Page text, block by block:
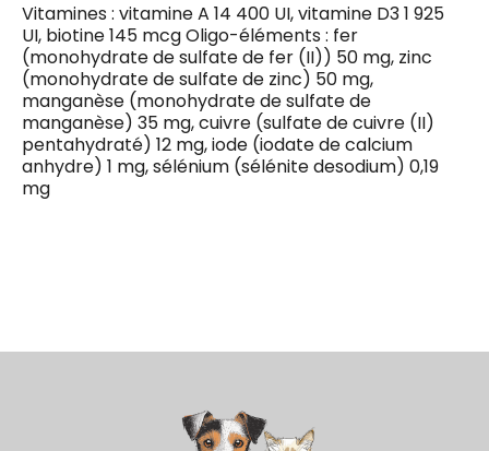
Vitamines : vitamine A 14 400 UI, vitamine D3 1 925
UI, biotine 145 mcg Oligo-éléments : fer
(monohydrate de sulfate de fer (II)) 50 mg, zinc
(monohydrate de sulfate de zinc) 50 mg,
manganèse (monohydrate de sulfate de
manganèse) 35 mg, cuivre (sulfate de cuivre (II)
pentahydraté) 12 mg, iode (iodate de calcium
anhydre) 1 mg, sélénium (sélénite desodium) 0,19
mg